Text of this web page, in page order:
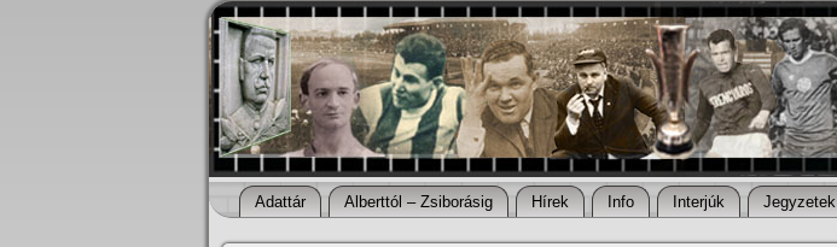
Adattár Alberttól – Zsiborásig Hí­rek Info Interjúk Jegyzetek